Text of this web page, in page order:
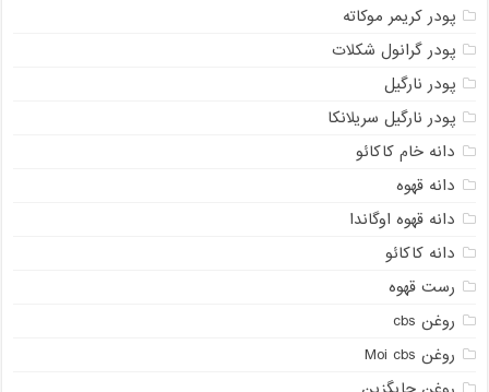
پودر کریمر موکاته
پودر گرانول شکلات
پودر نارگیل
پودر نارگیل سریلانکا
دانه خام کاکائو
دانه قهوه
دانه قهوه اوگاندا
دانه کاکائو
رست قهوه
روغن cbs
روغن Moi cbs